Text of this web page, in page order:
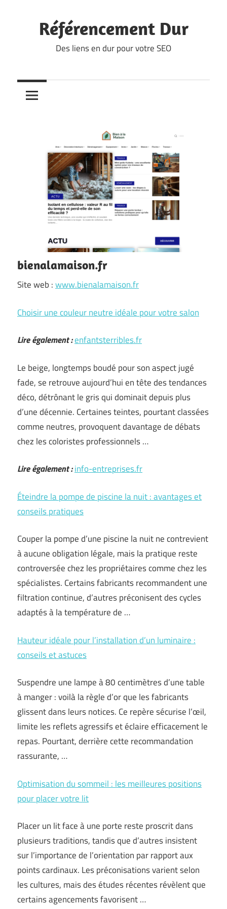
contentRéférencement Dur
Des liens en dur pour votre SEO
bienalamaison.fr
Site web :www.bienalamaison.fr
Choisir une couleur neutre idéale pour votre salon
Lire également :enfantsterribles.fr
Le beige, longtemps boudé pour son aspect jugé
fade, se retrouve aujourd’hui en tête des tendances
déco, détrônant le gris qui dominait depuis plus
d’une décennie. Certaines teintes, pourtant classées
comme neutres, provoquent davantage de débats
chez les coloristes professionnels …
Lire également :info-entreprises.fr
Éteindre la pompe de piscine la nuit : avantages et
conseils pratiques
Couper la pompe d’une piscine la nuit ne contrevient
à aucune obligation légale, mais la pratique reste
controversée chez les propriétaires comme chez les
spécialistes. Certains fabricants recommandent une
filtration continue, d’autres préconisent des cycles
adaptés à la température de …
Hauteur idéale pour l’installation d’un luminaire :
conseils et astuces
Suspendre une lampe à 80 centimètres d’une table
à manger : voilà la règle d’or que les fabricants
glissent dans leurs notices. Ce repère sécurise l’œil,
limite les reflets agressifs et éclaire efficacement le
repas. Pourtant, derrière cette recommandation
rassurante, …
Optimisation du sommeil : les meilleures positions
pour placer votre lit
Placer un lit face à une porte reste proscrit dans
plusieurs traditions, tandis que d’autres insistent
sur l’importance de l’orientation par rapport aux
points cardinaux. Les préconisations varient selon
les cultures, mais des études récentes révèlent que
certains agencements favorisent …